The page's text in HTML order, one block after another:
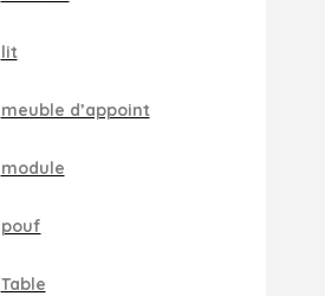
lit
meuble d’appoint
module
pouf
Table